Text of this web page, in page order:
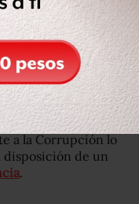
fue aprehendido
, por desempeño
estaba
aeropuerto
gracias a una
a la Corrupción lo
disposición de un
.